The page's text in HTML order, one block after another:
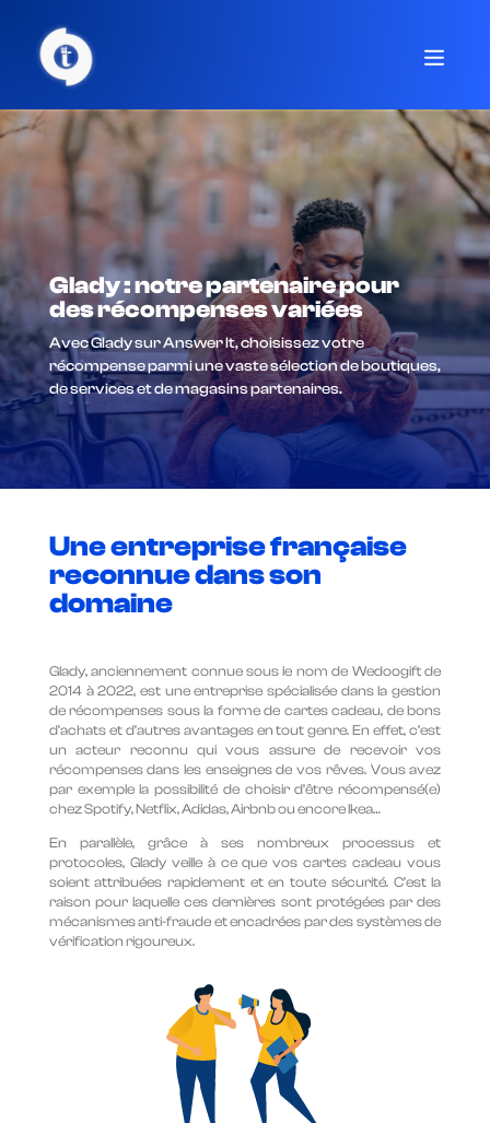
Glady : notre partenaire pour
des récompenses variées
Avec Glady sur Answer It, choisissez votre
récompense parmi une vaste sélection de boutiques,
de services et de magasins partenaires.
Une entreprise française
reconnue dans son
domaine
Glady, anciennement connue sous le nom de Wedoogift de
2014 à 2022, est une entreprise spécialisée dans la gestion
de récompenses sous la forme de cartes cadeau, de bons
d’achats et d’autres avantages en tout genre. En effet, c’est
un acteur reconnu qui vous assure de recevoir vos
récompenses dans les enseignes de vos rêves. Vous avez
par exemple la possibilité de choisir d’être récompensé(e)
chez Spotify, Netflix, Adidas, Airbnb ou encore Ikea…
En parallèle, grâce à ses nombreux processus et
protocoles, Glady veille à ce que vos cartes cadeau vous
soient attribuées rapidement et en toute sécurité. C’est la
raison pour laquelle ces dernières sont protégées par des
mécanismes anti-fraude et encadrées par des systèmes de
vérification rigoureux.